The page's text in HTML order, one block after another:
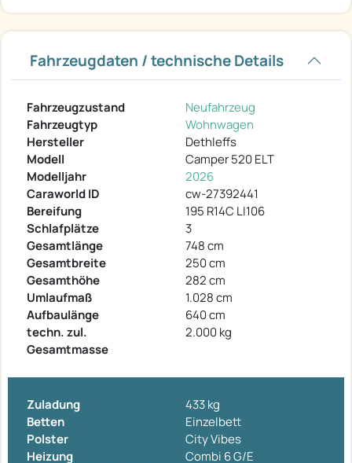
Fahrzeugdaten / technische Details
Fahrzeugzustand
Neufahrzeug
Fahrzeugtyp
Wohnwagen
Hersteller
Dethleffs
Modell
Camper 520 ELT
Modelljahr
2026
Caraworld ID
cw-27392441
Bereifung
195 R14C LI106
Schlafplätze
3
Gesamtlänge
748 cm
Gesamtbreite
250 cm
Gesamthöhe
282 cm
Umlaufmaß
1.028 cm
Aufbaulänge
640 cm
techn. zul.
Gesamtmasse
2.000 kg
Zuladung
433 kg
Betten
Einzelbett
Polster
City Vibes
Heizung
Combi 6 G/E